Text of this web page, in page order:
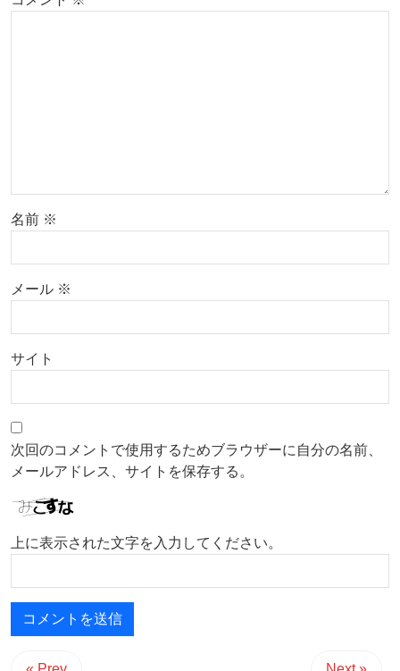
名前 ※
メール ※
サイト
次回のコメントで使用するためブラウザーに自分の名前、
メールアドレス、サイトを保存する。
上に表示された文字を入力してください。